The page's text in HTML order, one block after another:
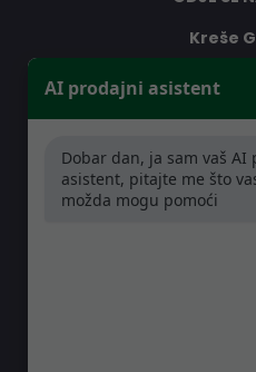
Kreše
RADNO
Pon-Čet:
AI prodajni asistent
Dobar dan, ja sam vaš AI
asistent, pitajte me što
možda mogu pomoći